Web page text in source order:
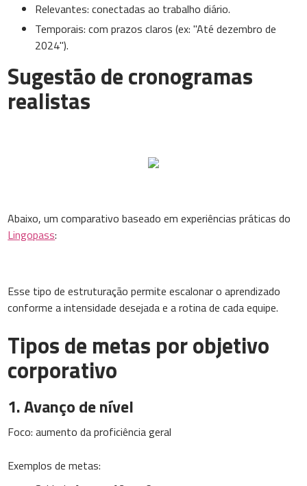
Relevantes: conectadas ao trabalho diário.
Temporais: com prazos claros (ex: "Até dezembro de
2024").
Sugestão de cronogramas
realistas
Abaixo, um comparativo baseado em experiências práticas do
Lingopass:
Esse tipo de estruturação permite escalonar o aprendizado
conforme a intensidade desejada e a rotina de cada equipe.
Tipos de metas por objetivo
corporativo
1. Avanço de nível
Foco: aumento da proficiência geral
Exemplos de metas: